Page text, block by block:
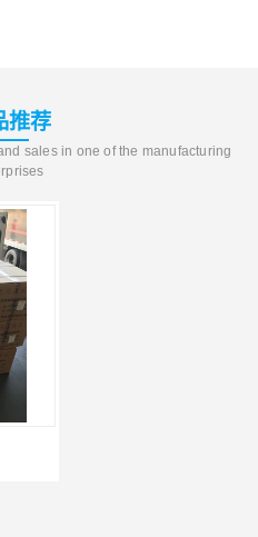
推荐
sales in one of the manufacturing